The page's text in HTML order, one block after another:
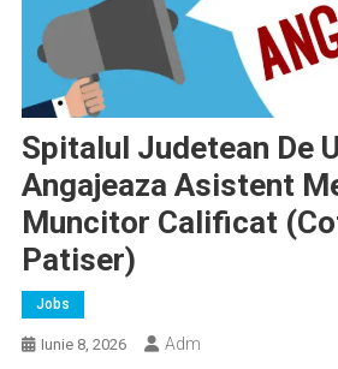
Spitalul Judetean De
Angajeaza Asistent
Muncitor Calificat
Patiser)
Jobs
Iunie 8, 2026 Adm